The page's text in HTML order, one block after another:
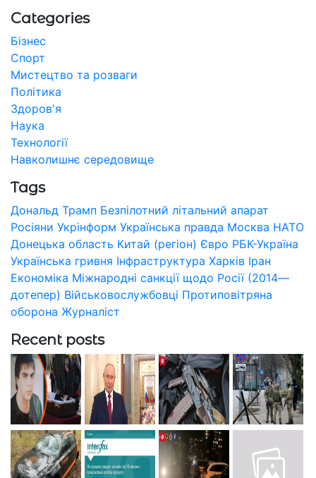
Categories
Бізнес
Спорт
Мистецтво та розваги
Політика
Здоров'я
Наука
Технології
Навколишнє середовище
Tags
Дональд Трамп Безпілотний літальний апарат
Росіяни Укрінформ Українська правда Москва НАТО
Донецька область Китай (регіон) Євро РБК-Україна
Українська гривня Інфраструктура Харків Іран
Економіка Міжнародні санкції щодо Росії (2014—
дотепер) Військовослужбовці Протиповітряна
оборона Журналіст
Recent posts